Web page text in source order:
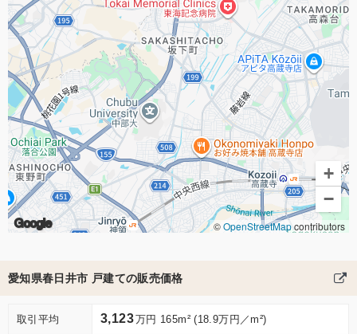
Google
+
−
©OpenStreetMapcontributors
愛知県春日井市 戸建ての販売価格
取引平均 3,123万円 165m² (18.9万円／m²)